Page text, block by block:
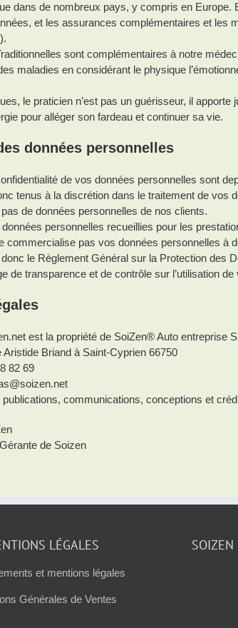
dans de nombreux pays, y compris en Europe.
et les assurances complémentaires et les
sont complémentaires à notre
maladies en considérant le physique
le praticien n’est pas un guérisseur, il
pour alléger son fardeau et continuer sa vie.
données personnelles
de vos données personnelles sont
tenus à la discrétion dans le traitement de vos
de données personnelles de nos clients.
personnelles recueillies pour les
commercialise pas vos données personnelles à
le Règlement Général sur la Protection des
de transparence et de contrôle sur l’utilisation
est la propriété de SoiZen® Auto entreprise
Aristide Briand à Saint-Cyprien 66750
82 69
communications, conceptions et
de Soizen
LÉGALES
et mentions légales
Générales de Ventes